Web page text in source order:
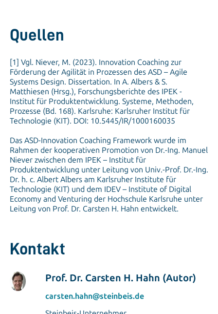
Quellen
[1] Vgl. Niever, M. (2023). Innovation Coaching zur
Förderung der Agilität in Prozessen des ASD – Agile
Systems Design. Dissertation. In A. Albers & S.
Matthiesen (Hrsg.), Forschungsberichte des IPEK -
Institut für Produktentwicklung. Systeme, Methoden,
Prozesse (Bd. 168). Karlsruhe: Karlsruher Institut für
Technologie (KIT). DOI: 10.5445/IR/1000160035
Das ASD-Innovation Coaching Framework wurde im
Rahmen der kooperativen Promotion von Dr.-Ing. Manuel
Niever zwischen dem IPEK – Institut für
Produktentwicklung unter Leitung von Univ.-Prof. Dr.-Ing.
Dr. h. c. Albert Albers am Karlsruher Institute für
Technologie (KIT) und dem IDEV – Institute of Digital
Economy and Venturing der Hochschule Karlsruhe unter
Leitung von Prof. Dr. Carsten H. Hahn entwickelt.
Kontakt
Prof. Dr. Carsten H. Hahn (Autor)
carsten.hahn@steinbeis.de